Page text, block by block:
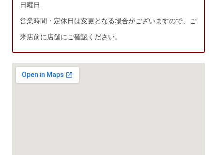
日曜日
営業時間・定休日は変更となる場合がございますので、ご
来店前に店舗にご確認ください。